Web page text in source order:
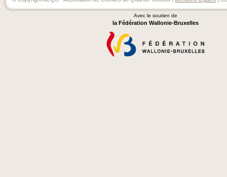
Avec le soutien de
la Fédération Wallonie-Bruxelles